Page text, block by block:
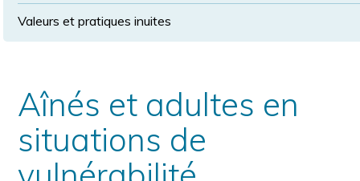
Valeurs et pratiques inuites
Aînés et adultes en
situations de